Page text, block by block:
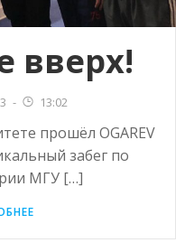
вверх!
- 13:02
прошёл OGAREV
забег по
МГУ […]